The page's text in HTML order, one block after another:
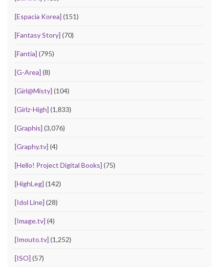
[Espacia Korea] (151)
[Fantasy Story] (70)
[Fantia] (795)
[G-Area] (8)
[Girl@Misty] (104)
[Girlz-High] (1,833)
[Graphis] (3,076)
[Graphy.tv] (4)
[Hello! Project Digital Books] (75)
[HighLeg] (142)
[Idol Line] (28)
[Image.tv] (4)
[Imouto.tv] (1,252)
[ISO] (57)